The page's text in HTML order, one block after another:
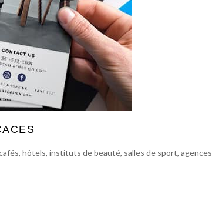
hôtels, instituts de beauté, salles de sport, agences